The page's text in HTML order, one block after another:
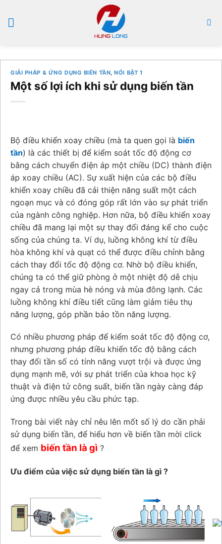
qua
nội
GIẢI PHÁP & ỨNG DỤNG BIẾN TẦN,NỔI BẬT 1
Một số lợi ích khi sử dụng biến tần
Bộ điều khiển xoay chiều (mà ta quen gọi là biến
tần) là các thiết bị để kiểm soát tốc độ động cơ
bằng cách chuyển điện áp một chiều (DC) thành điện
áp xoay chiều (AC). Sự xuất hiện của các bộ điều
khiển xoay chiều đã cải thiện năng suất một cách
ngoạn mục và có đóng góp rất lớn vào sự phát triển
của ngành công nghiệp. Hơn nữa, bộ điều khiển xoay
chiều đã mang lại một sự thay đổi đáng kể cho cuộc
sống của chúng ta. Ví dụ, luồng không khí từ điều
hòa không khí và quạt có thể được điều chỉnh bằng
cách thay đổi tốc độ động cơ. Nhờ bộ điều khiển,
chúng ta có thể giữ phòng ở một nhiệt độ dễ chịu
ngay cả trong mùa hè nóng và mùa đông lạnh. Các
luồng không khí điều tiết cũng làm giảm tiêu thụ
năng lượng, góp phần bảo tồn năng lượng.
Có nhiều phương pháp để kiểm soát tốc độ động cơ,
nhưng phương pháp điều khiển tốc độ bằng cách
thay đổi tần số có tính năng vượt trội và được ứng
dụng mạnh mẽ, với sự phát triển của khoa học kỹ
thuật và điện tử công suất, biến tần ngày càng đáp
ứng được nhiều yêu cầu phức tạp.
Trong bài viết này chỉ nêu lên mốt số lý do cần phải
sử dụng biến tần, để hiểu hơn về biến tần mời click
để xem biến tần là gì ?
Ưu điểm của việc sử dụng biến tần là gì ?